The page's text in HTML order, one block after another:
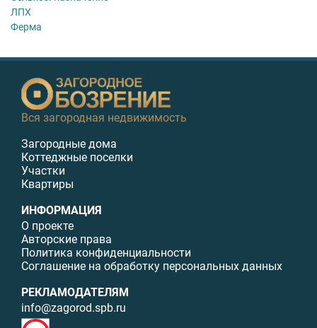
ЛПХ
Ферма
Вся загородная недвижимость
Загородные дома
Коттеджные поселки
Участки
Квартиры
ИНФОРМАЦИЯ
О проекте
Авторские права
Политика конфиденциальности
Соглашение на обработку персональных данных
РЕКЛАМОДАТЕЛЯМ
info@zagorod.spb.ru